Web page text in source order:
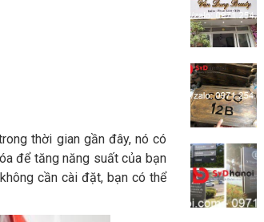
thời gian gần đây, nó có
để tăng năng suất của bạn
cần cài đặt, bạn có thể